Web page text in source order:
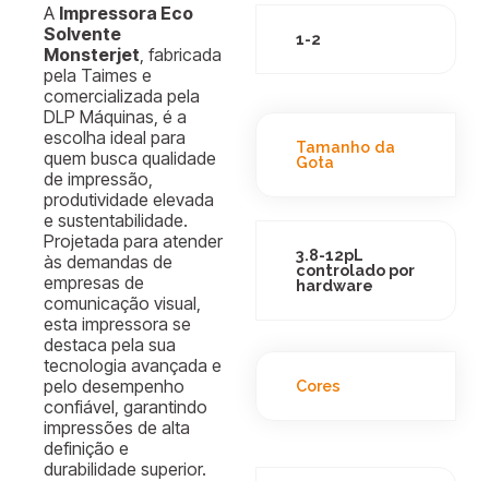
A Impressora Eco
Solvente
Monsterjet , fabricada
pela Taimes e
comercializada pela
DLP Máquinas, é a
escolha ideal para
quem busca qualidade
de impressão,
produtividade elevada
e sustentabilidade.
Projetada para atender
às demandas de
empresas de
comunicação visual,
esta impressora se
destaca pela sua
tecnologia avançada e
pelo desempenho
confiável, garantindo
impressões de alta
definição e
durabilidade superior.
1-2
Tamanho da
Gota
3.8-12pL
controlado por
hardware
Cores